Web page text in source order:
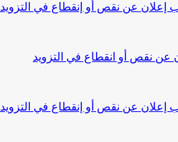
إعلان عن نقص أو إنقطاع في التزويد
عن نقص أو انقطاع في التزويد
إعلان عن نقص أو إنقطاع في التزويد